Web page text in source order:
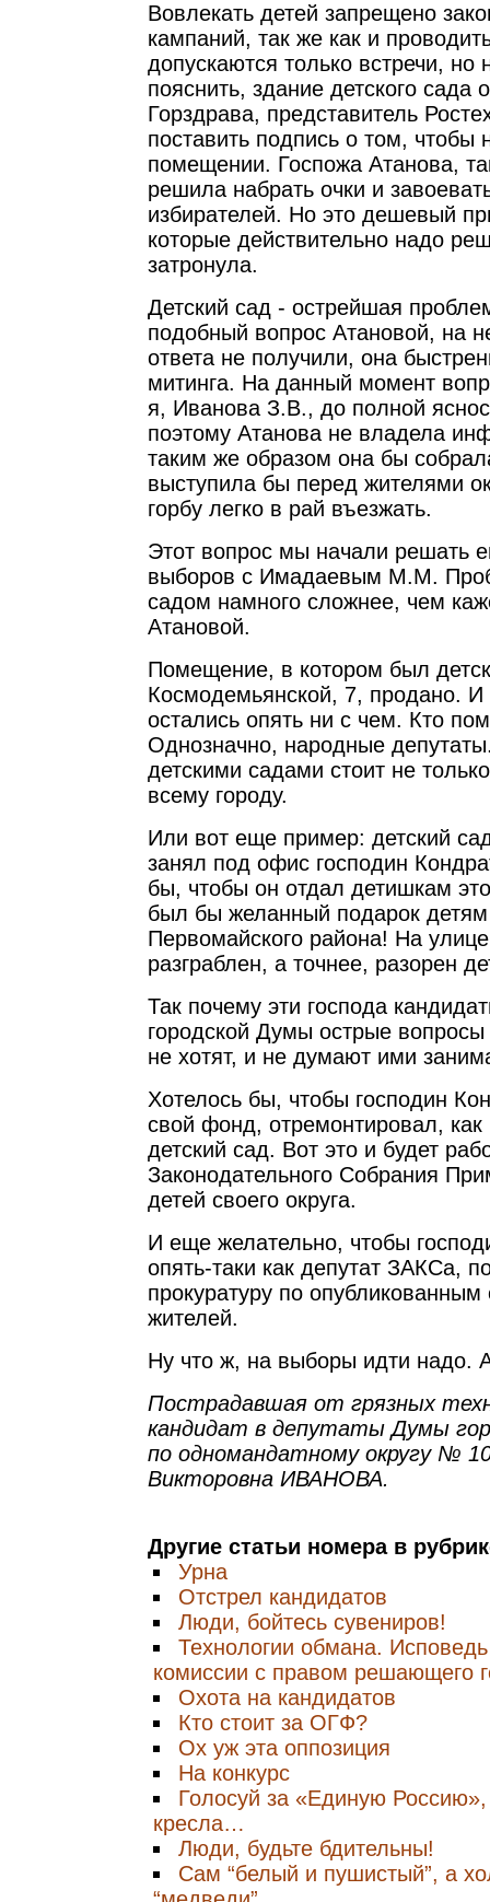
Вовлекать детей запрещено
кампаний, так же как и
допускаются только встречи, но
пояснить, здание детского сада
Горздрава, представитель
поставить подпись о том, чтобы
помещении. Госпожа Атанова,
решила набрать очки и
избирателей. Но это дешевый
которые действительно надо
затронула.
Детский сад - острейшая
подобный вопрос Атановой, на
ответа не получили, она
митинга. На данный момент
я, Иванова З.В., до полной
поэтому Атанова не владела
таким же образом она бы
выступила бы перед жителями
горбу легко в рай въезжать.
Этот вопрос мы начали решать
выборов с Имадаевым М.М.
садом намного сложнее, чем
Атановой.
Помещение, в котором был
Космодемьянской, 7, продано.
остались опять ни с чем. Кто
Однозначно, народные
детскими садами стоит не
всему городу.
Или вот еще пример: детский
занял под офис господин
бы, чтобы он отдал детишкам
был бы желанный подарок
Первомайского района! На
разграблен, а точнее, разорен
Так почему эти господа
городской Думы острые вопросы
не хотят, и не думают ими
Хотелось бы, чтобы господин
свой фонд, отремонтировал,
детский сад. Вот это и будет
Законодательного Собрания
детей своего округа.
И еще желательно, чтобы
опять-таки как депутат ЗАКСа,
прокуратуру по
жителей.
Ну что ж, на выборы идти надо.
Пострадавшая от грязных
кандидат в депутаты Думы
по одномандатному округу №
Викторовна ИВАНОВА.
Другие статьи номера в
Урна
Отстрел кандидатов
Люди, бойтесь сувениров!
Технологии обмана.
комиссии с правом решающего
Охота на кандидатов
Кто стоит за ОГФ?
Ох уж эта оппозиция
На конкурс
Голосуй за «Единую
кресла…
Люди, будьте бдительны!
Сам “белый и пушистый”, а